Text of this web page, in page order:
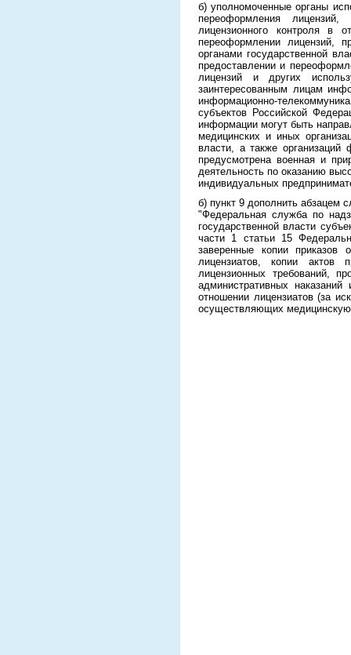
б) уполномоченные органы
переоформления лицензий,
лицензионного контроля в
переоформлении лицензий,
органами государственной
предоставлении и
лицензий и других
заинтересованным лицам
информационно-
субъектов Российской
информации могут быть
медицинских и иных
власти, а также организаций
предусмотрена военная и
деятельность по оказанию
индивидуальных
б) пункт 9 дополнить абзацем
"Федеральная служба по
государственной власти
части 1 статьи 15
заверенные копии приказов
лицензиатов, копии актов
лицензионных требований,
административных
отношении лицензиатов (за
осуществляющих